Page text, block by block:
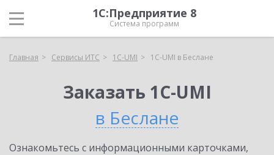
1С:Предприятие 8
Система программ
Главная Сервисы ИТС 1C-UMI 1C-UMI в Беслане
Заказать 1C-UMI
в Беслане
Ознакомьтесь с информационными карточками,